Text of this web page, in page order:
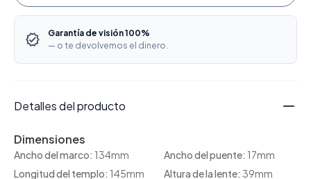
Garantía de visión 100%
— o te devolvemos el dinero.
Detalles del producto
Dimensiones
Ancho del marco: 134mm Ancho del puente: 17mm
Longitud del templo: 145mm Altura de la lente: 39mm